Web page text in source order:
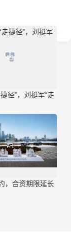
径”，刘挺军“走
，合资期限延长